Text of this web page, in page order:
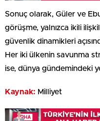
Sonuç olarak, Güler ve
görüşme, yalnızca ikili
güvenlik dinamikleri
Her iki ülkenin savunma
ise, dünya gündemindeki
Kaynak: Milliyet